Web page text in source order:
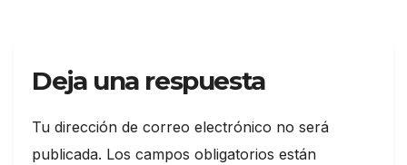
Deja una respuesta
Tu dirección de correo electrónico no será
publicada. Los campos obligatorios están